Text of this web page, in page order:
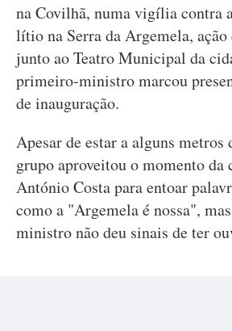
na Covilhã, numa vigília contra
lítio na Serra da Argemela, ação
junto ao Teatro Municipal da
primeiro-ministro marcou
de inauguração.
Apesar de estar a alguns metros
grupo aproveitou o momento da
António Costa para entoar
como a "Argemela é nossa",
ministro não deu sinais de ter